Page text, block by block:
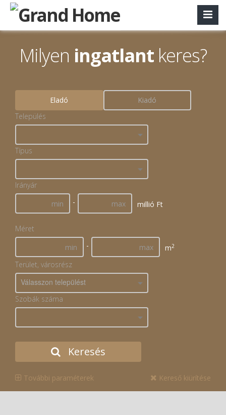
Milyen ingatlant keres?
Eladó
Kiadó
Település
Típus
Irányár
-
millió Ft
Méret
-
m2
Terület, városrész
Válasszon települést
Szobák száma
Keresés
További paraméterek Kereső kiürítése